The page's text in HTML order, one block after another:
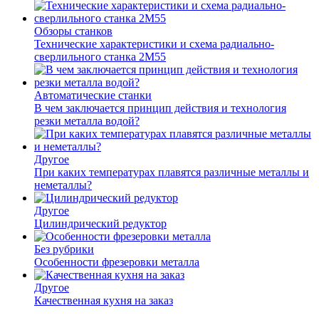
Обзоры станков
Технические характеристики и схема радиально-
сверлильного станка 2М55
Автоматические станки
В чем заключается принцип действия и технология
резки металла водой?
Другое
При каких температурах плавятся различные металлы и
неметаллы?
Другое
Цилиндрический редуктор
Без рубрики
Особенности фрезеровки металла
Другое
Качественная кухня на заказ